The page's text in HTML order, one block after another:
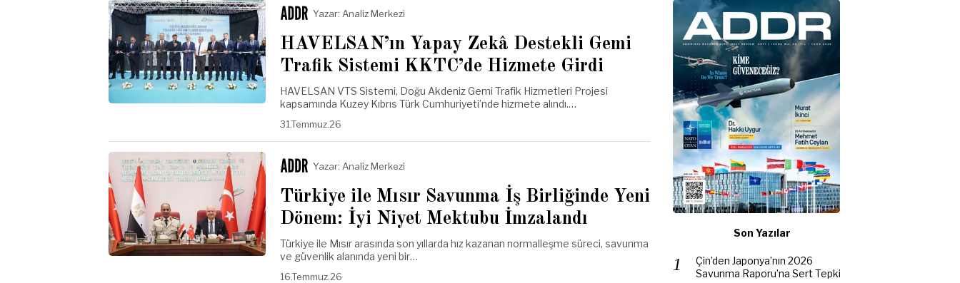
Yazar: Analiz Merkezi
HAVELSAN’ın Yapay Zekâ Destekli Gemi
Trafik Sistemi KKTC’de Hizmete Girdi
HAVELSAN VTS Sistemi, Doğu Akdeniz Gemi Trafik Hizmetleri Projesi
kapsamında Kuzey Kıbrıs Türk Cumhuriyeti’nde hizmete alındı.…
31.Temmuz.26
Yazar: Analiz Merkezi
Türkiye ile Mısır Savunma İş Birliğinde Yeni
Dönem: İyi Niyet Mektubu İmzalandı
Türkiye ile Mısır arasında son yıllarda hız kazanan normalleşme süreci, savunma
ve güvenlik alanında yeni bir…
16.Temmuz.26
Son Yazılar
Çin’den Japonya’nın 2026
Savunma Raporu’na Sert Tepki